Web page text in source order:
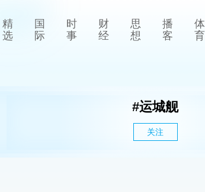
精
选
国
际
时
事
财
经
思
想
播
客
体
育
#运城舰
关注